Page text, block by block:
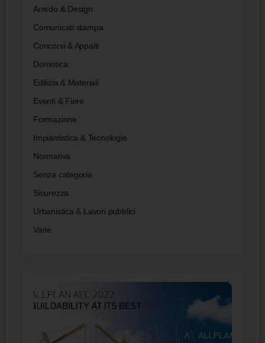
Arredo & Design
Comunicati stampa
Concorsi & Appalti
Domotica
Edilizia & Materiali
Eventi & Fiere
Formazione
Impiantistica & Tecnologie
Normativa
Senza categoria
Sicurezza
Urbanistica & Lavori pubblici
Varie